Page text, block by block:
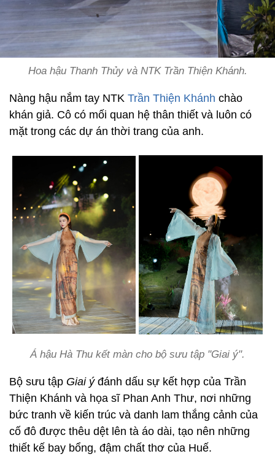
Hoa hậu Thanh Thủy và NTK Trần Thiện Khánh.
Nàng hậu nắm tay NTK Trần Thiện Khánh chào
khán giả. Cô có mối quan hệ thân thiết và luôn có
mặt trong các dự án thời trang của anh.
Á hậu Hà Thu kết màn cho bộ sưu tập "Giai ý".
Bộ sưu tập Giai ýđánh dấu sự kết hợp của Trần
Thiện Khánh và họa sĩ Phan Anh Thư, nơi những
bức tranh về kiến trúc và danh lam thắng cảnh của
cố đô được thêu dệt lên tà áo dài, tạo nên những
thiết kế bay bổng, đậm chất thơ của Huế.